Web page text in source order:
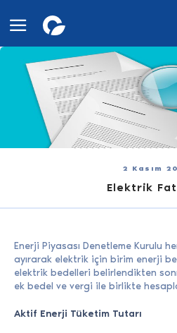
2 Kasım
Elektrik
Enerji Piyasası Denetleme Kurulu
ayırarak elektrik için birim enerji
elektrik bedelleri belirlendikten
ek bedel ve vergi ile birlikte
Aktif Enerji Tüketim Tutarı